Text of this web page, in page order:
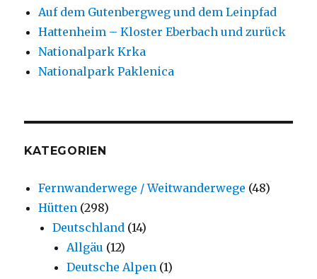
Auf dem Gutenbergweg und dem Leinpfad
Hattenheim – Kloster Eberbach und zurück
Nationalpark Krka
Nationalpark Paklenica
KATEGORIEN
Fernwanderwege / Weitwanderwege (48)
Hütten (298)
Deutschland (14)
Allgäu (12)
Deutsche Alpen (1)